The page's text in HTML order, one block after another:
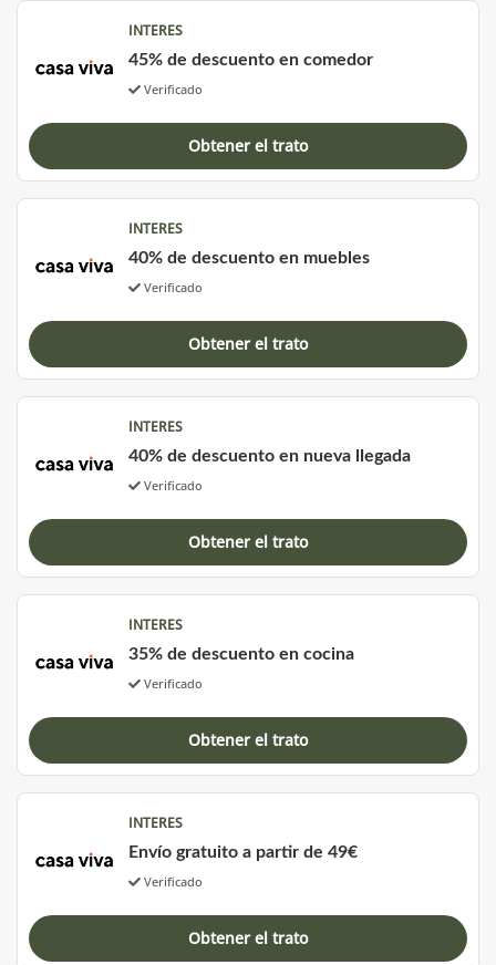
INTERES
45% de descuento en comedor
Verificado
Obtener el trato
INTERES
40% de descuento en muebles
Verificado
Obtener el trato
INTERES
40% de descuento en nueva llegada
Verificado
Obtener el trato
INTERES
35% de descuento en cocina
Verificado
Obtener el trato
INTERES
Envío gratuito a partir de 49€
Verificado
Obtener el trato